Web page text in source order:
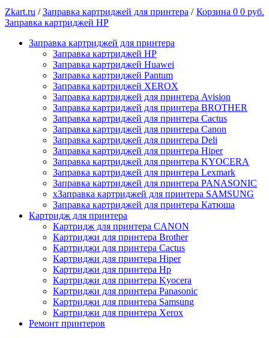
Корзина 0 0 руб.
Zkart.ru /Заправка картриджей для принтера /
Заправка картриджей HP
Заправка картриджей для принтера
Заправка картриджей HP
Заправка картриджей Huawei
Заправка картриджей Pantum
Заправка картриджей XEROX
Заправка картриджей для принтера Avision
Заправка картриджей для принтера BROTHER
Заправка картриджей для принтера Cactus
Заправка картриджей для принтера Canon
Заправка картриджей для принтера Deli
Заправка картриджей для принтера Hiper
Заправка картриджей для принтера KYOCERA
Заправка картриджей для принтера Lexmark
Заправка картриджей для принтера PANASONIC
xЗаправка картриджей для принтера SAMSUNG
Заправка картриджей для принтера Катюша
Картридж для принтера
Картридж для принтера CANON
Картриджи для принтера Brother
Картриджи для принтера Cactus
Картриджи для принтера Hiper
Картриджи для принтера Hp
Картриджи для принтера Kyocera
Картриджи для принтера Panasonic
Картриджи для принтера Samsung
Картриджи для принтера Xerox
Ремонт принтеров